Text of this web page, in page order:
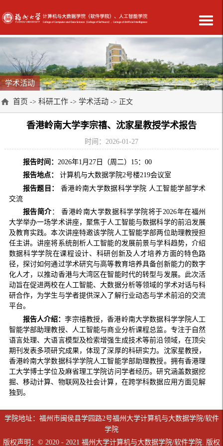
学术活动
首页 -> 科研工作 -> 学术活动 -> 正文
香港岭南大学李宗禧、沈家星教授学术报告
时间：2026-01-27
报告时间： 2026年1月27日（周二）15：00
报告地点：
计算机与大数据学院2号楼219会议室
报告题目：
香港岭南大学数据科学学院 人工智能学部学术
交流
报告简介： 香港岭南大学数据科学学院将于2026年在福州
大学举办一场学术讲座，聚焦于人工智能与数据科学的前沿发展
及教育实践。本次讲座特邀该学院人工智能学部两位助理教授担
任主讲。讲座将系统剖析人工智能的发展前景与学科趋势，介绍
数据科学学院在课程设计、科研创新及人才培养方面的特色路
径，探讨如何通过学术研究与高等教育培养具备创新能力的数字
化人才，以推动香港与大湾区在智能时代的转型与发展。此次活
动旨在促进两校在人工智能、大数据分析等领域的学术对话与科
研合作，为学生与学者提供深入了解行业动态与学术前沿的交流
平台。
报告人介绍：李宗禧教授，香港岭南大学数据科学学院人工
智能学部助理教授、人工智能与商业分析课程总监。专注于自然
语言处理、大语言模型及检索增强生成技术等前沿领域，在顶尖
期刊发表多项研究成果，体现了深厚的科研实力。沈家星教授，
香港岭南大学数据科学学院人工智能学部助理教授。拥有香港理
工大学博士学位及麻省理工学院访问学者经历。研究涵盖数据挖
掘、移动计算、物联网及社会计算，在跨学科数据应用方面见解
独到。
学院地址：福州市闽侯县学园路2号福州大学计算机与大数据学院/软件
学院
版权声明：© 2020 - 2021 福州大学计算机与大数据学院/软件学院. 版权